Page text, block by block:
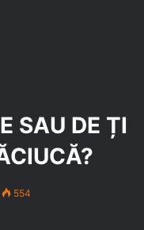
SAU DE ȚI
554